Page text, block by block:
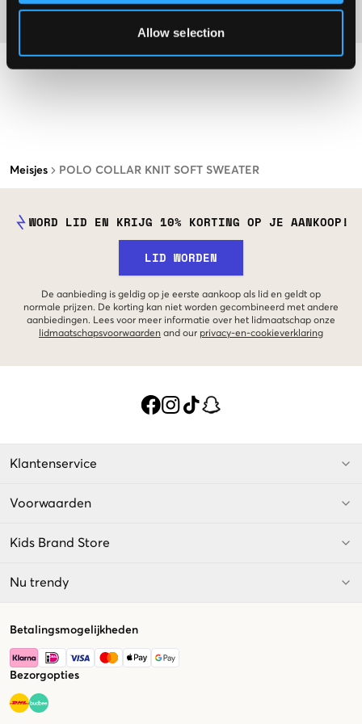
Allow selection
Meisjes POLO COLLAR KNIT SOFT SWEATER
WORD LID EN KRIJG 10% KORTING OP JE AANKOOP!
LID WORDEN
De aanbieding is geldig op je eerste aankoop als lid en geldt op
normale prijzen. De korting kan niet worden gecombineerd met andere
aanbiedingen. Lees voor meer informatie over het lidmaatschap onze
lidmaatschapsvoorwaarden and our privacy-en-cookieverklaring
Klantenservice
Voorwaarden
Kids Brand Store
Nu trendy
Betalingsmogelijkheden
Bezorgopties